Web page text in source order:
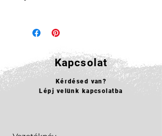
Kapcsolat
Kérdésed van?
Lépj velünk kapcsolatba